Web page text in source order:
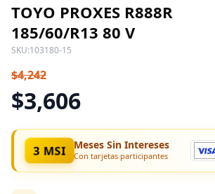
TOYO PROXES R888R
185/60/R13 80 V
SKU:103180-15
$4,242
$3,606
3 MSI Meses Sin Intereses
Con tarjetas participantes